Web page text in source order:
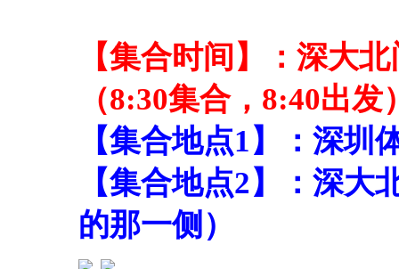
【集合时间】：深大
（8:30集合，8:40出发
【集合地点1】：深
【集合地点2】：深
的那一侧）